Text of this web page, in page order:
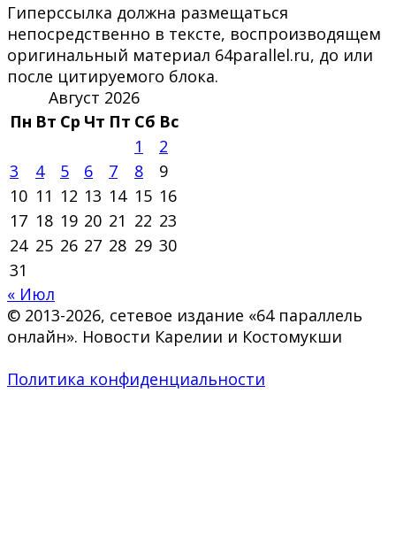
Гиперссылка должна размещаться
непосредственно в тексте, воспроизводящем
оригинальный материал 64parallel.ru, до или
после цитируемого блока.
Август 2026
Пн Вт Ср Чт Пт Сб Вс
1
2
3
4 5 6 7 8
9
10 11 12 13 14 15 16
17 18 19 20 21 22 23
24 25 26 27 28 29 30
31
« Июл
© 2013-2026, сетевое издание «64 параллель
онлайн». Новости Карелии и Костомукши
Политика конфиденциальности